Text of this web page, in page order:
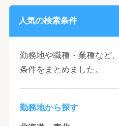
人気の検索条件
勤務地や職種・業種など
条件をまとめました。
勤務地から探す